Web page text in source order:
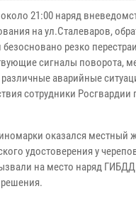
21:00 наряд
на ул.Сталеваров,
резко
сигналы поворота,
аварийные
сотрудники Росгвардии
оказался местный
удостоверения у
на место наряд
решения.